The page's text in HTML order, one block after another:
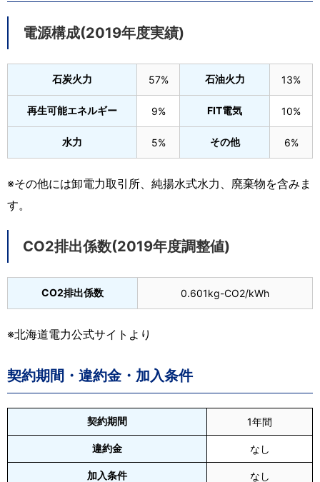
電源構成(2019年度実績)
石炭火力 57% 石油火力 13%
再生可能エネルギー 9% FIT電気 10%
水力 5% その他 6%
※その他には卸電力取引所、純揚水式水力、廃棄物を含みま
す。
CO2排出係数(2019年度調整値)
CO2排出係数 0.601kg-CO2/kWh
※北海道電力公式サイトより
契約期間・違約金・加入条件
契約期間 1年間
違約金 なし
加入条件 なし